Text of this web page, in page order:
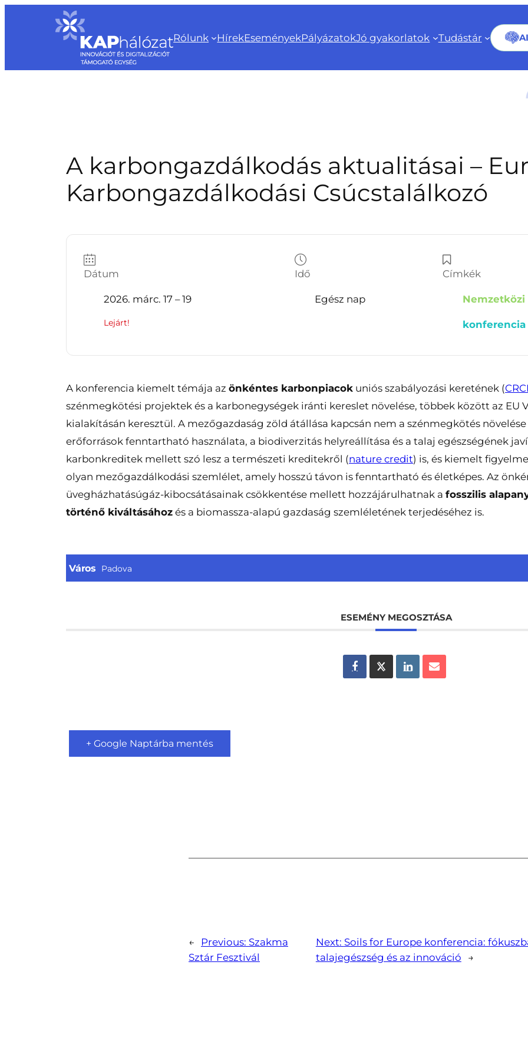
tartalomhoz
Rólunk HírekEseményekPályázatokJó gyakorlatok Tudástár
A karbongazdálkodás aktualitásai –
Karbongazdálkodási Csúcstalálkozó
Dátum
2026. márc. 17 – 19
Lejárt!
Idő
Egész nap
Címkék
konferencia
A konferencia kiemelt témája az önkéntes karbonpiacok uniós szabályozási keretének (
szénmegkötési projektek és a karbonegységek iránti kereslet növelése, többek között az EU
kialakításán keresztül. A mezőgazdaság zöld átállása kapcsán nem a szénmegkötés
erőforrások fenntartható használata, a biodiverzitás helyreállítása és a talaj egészségének
karbonkreditek mellett szó lesz a természeti kreditekről (nature credit) is, és kiemelt
olyan mezőgazdálkodási szemlélet, amely hosszú távon is fenntartható és életképes. Az
üvegházhatásúgáz-kibocsátásainak csökkentése mellett hozzájárulhatnak a fosszilis
történő kiváltásához és a biomassza-alapú gazdaság szemléletének terjedéséhez is.
Város Padova
ESEMÉNY MEGOSZTÁSA
+ Google Naptárba mentés
← Previous: Szakma
Sztár Fesztivál
Next: Soils for Europe konferencia:
talajegészség és az innováció
→